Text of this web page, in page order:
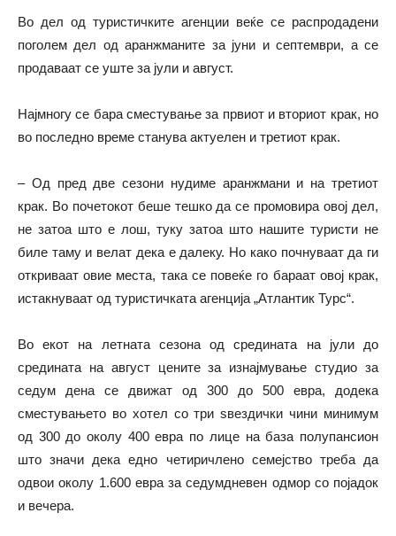
Во дел од туристичките агенции веќе се распродадени
поголем дел од аранжманите за јуни и септември, а се
продаваат се уште за јули и август.
Најмногу се бара сместување за првиот и вториот крак, но
во последно време станува актуелен и третиот крак.
– Од пред две сезони нудиме аранжмани и на третиот
крак. Во почетокот беше тешко да се промовира овој дел,
не затоа што е лош, туку затоа што нашите туристи не
биле таму и велат дека е далеку. Но како почнуваат да ги
откриваат овие места, така се повеќе го бараат овој крак,
истакнуваат од туристичката агенција „Атлантик Турс“.
Во екот на летната сезона од средината на јули до
средината на август цените за изнајмување студио за
седум дена се движат од 300 до 500 евра, додека
сместувањето во хотел со три ѕвездички чини минимум
од 300 до околу 400 евра по лице на база полупансион
што значи дека едно четиричлено семејство треба да
одвои околу 1.600 евра за седумдневен одмор со појадок
и вечера.